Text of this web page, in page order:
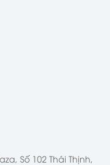
Số 102 Thái Thịnh,